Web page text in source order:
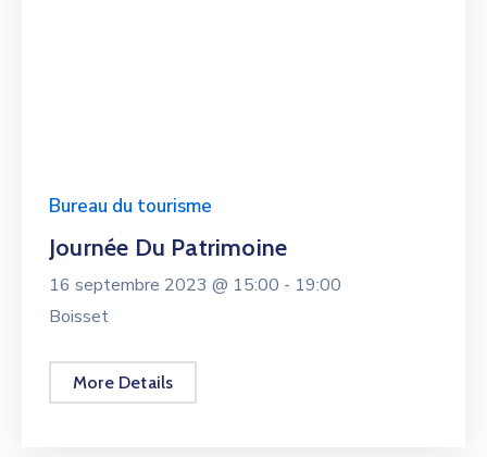
Bureau du tourisme
Journée Du Patrimoine
16 septembre 2023 @ 15:00 - 19:00
Boisset
More Details